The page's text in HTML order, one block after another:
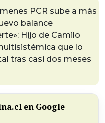
PCR sube a más
balance
Hijo de Camilo
que lo
tras casi dos meses
en Google